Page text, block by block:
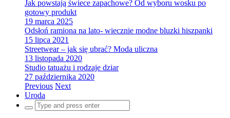
Jak powstają świece zapachowe? Od wyboru wosku po
gotowy produkt
19 marca 2025
Odsłoń ramiona na lato- wiecznie modne bluzki hiszpanki
15 lipca 2021
Streetwear – jak się ubrać? Moda uliczna
13 listopada 2020
Studio tatuażu i rodzaje dziar
27 października 2020
Previous Next
Uroda
Search
for: